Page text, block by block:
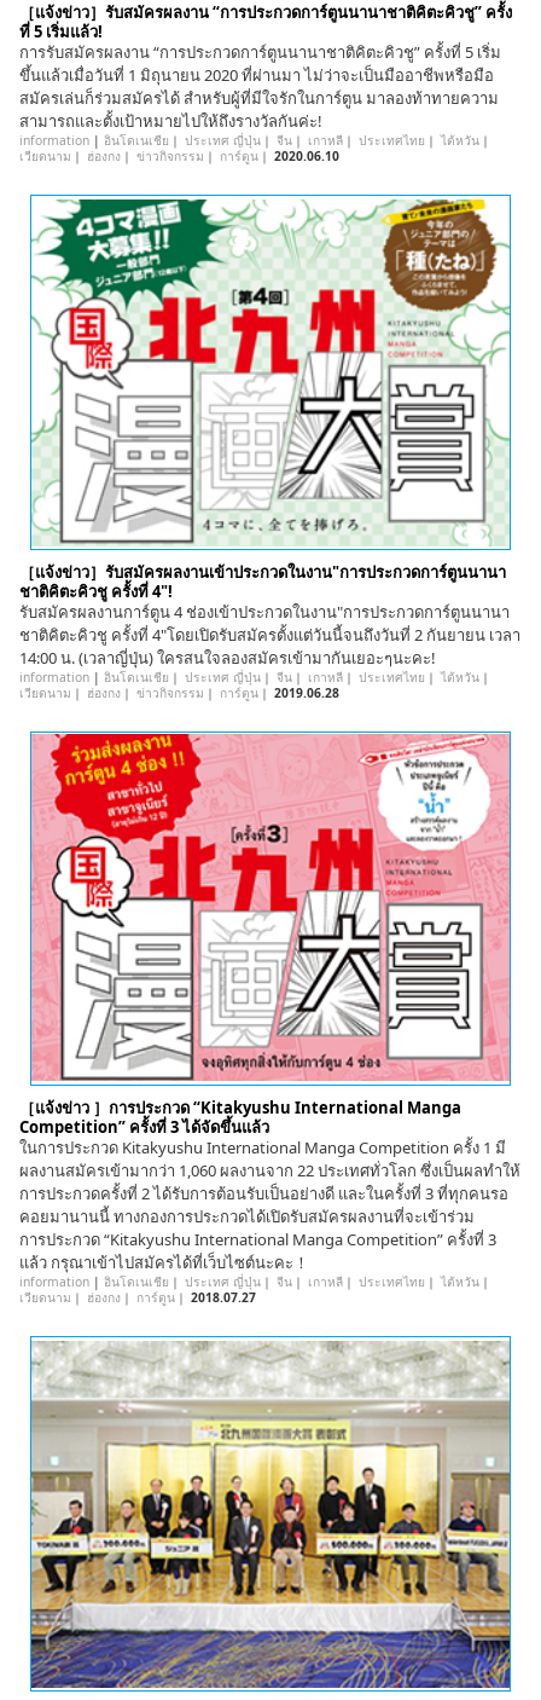
［แจ้งข่าว］รับสมัครผลงาน “การประกวดการ์ตูนนานาชาติคิตะคิวชู” ครั้ง
ที่ 5 เริ่มแล้ว!
การรับสมัครผลงาน “การประกวดการ์ตูนนานาชาติคิตะคิวชู” ครั้งที่ 5 เริ่ม
ขึ้นแล้วเมื่อวันที่ 1 มิถุนายน 2020 ที่ผ่านมา ไม่ว่าจะเป็นมืออาชีพหรือมือ
สมัครเล่นก็ร่วมสมัครได้ สำหรับผู้ที่มีใจรักในการ์ตูน มาลองท้าทายความ
สามารถและตั้งเป้าหมายไปให้ถึงรางวัลกันค่ะ!
information| อินโดเนเชีย ｜ ประเทศ ญี่ปุ่น｜ จีน｜ เกาหลี｜ ประเทศไทย ｜ไต้หวัน｜
เวียดนาม ｜ ฮ่องกง｜ ข่าวกิจกรรม ｜ การ์ตูน｜ 2020.06.10
［แจ้งข่าว］รับสมัครผลงานเข้าประกวดในงาน"การประกวดการ์ตูนนานา
ชาติคิตะคิวชู ครั้งที่ 4"!
รับสมัครผลงานการ์ตูน 4 ช่องเข้าประกวดในงาน"การประกวดการ์ตูนนานา
ชาติคิตะคิวชู ครั้งที่ 4"โดยเปิดรับสมัครตั้งแต่วันนี้จนถึงวันที่ 2 กันยายน เวลา
14:00 น. (เวลาญี่ปุ่น) ใครสนใจลองสมัครเข้ามากันเยอะๆนะคะ!
information| อินโดเนเชีย ｜ ประเทศ ญี่ปุ่น｜ จีน｜ เกาหลี｜ ประเทศไทย ｜ไต้หวัน｜
เวียดนาม ｜ ฮ่องกง｜ ข่าวกิจกรรม ｜ การ์ตูน｜ 2019.06.28
［แจ้งข่าว ］การประกวด “Kitakyushu International Manga
Competition” ครั้งที่ 3 ได้จัดขึ้นแล้ว
ในการประกวด Kitakyushu International Manga Competition ครั้ง 1 มี
ผลงานสมัครเข้ามากว่า 1,060 ผลงานจาก 22 ประเทศทั่วโลก ซึ่งเป็นผลทำให้
การประกวดครั้งที่ 2 ได้รับการต้อนรับเป็นอย่างดี และในครั้งที่ 3 ที่ทุกคนรอ
คอยมานานนี้ ทางกองการประกวดได้เปิดรับสมัครผลงานที่จะเข้าร่วม
การประกวด “Kitakyushu International Manga Competition” ครั้งที่ 3
แล้ว กรุณาเข้าไปสมัครได้ที่เว็บไซต์นะคะ！
information| อินโดเนเชีย ｜ ประเทศ ญี่ปุ่น｜ จีน｜ เกาหลี｜ ประเทศไทย ｜ไต้หวัน｜
เวียดนาม ｜ ฮ่องกง｜ การ์ตูน｜ 2018.07.27